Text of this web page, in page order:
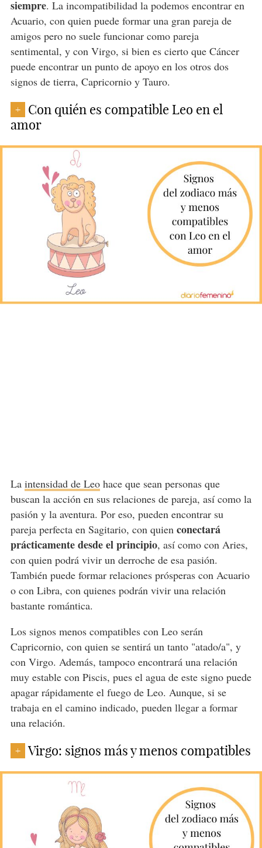
siempre. La incompatibilidad la podemos encontrar en
Acuario, con quien puede formar una gran pareja de
amigos pero no suele funcionar como pareja
sentimental, y con Virgo, si bien es cierto que Cáncer
puede encontrar un punto de apoyo en los otros dos
signos de tierra, Capricornio y Tauro.
+
Con quién es compatible Leo en el
amor
La intensidad de Leohace que sean personas que
buscan la acción en sus relaciones de pareja, así como la
pasión y la aventura. Por eso, pueden encontrar su
pareja perfecta en Sagitario, con quien conectará
prácticamente desde el principio, así como con Aries,
con quien podrá vivir un derroche de esa pasión.
También puede formar relaciones prósperas con Acuario
o con Libra, con quienes podrán vivir una relación
bastante romántica.
Los signos menos compatibles con Leo serán
Capricornio, con quien se sentirá un tanto "atado/a", y
con Virgo. Además, tampoco encontrará una relación
muy estable con Piscis, pues el agua de este signo puede
apagar rápidamente el fuego de Leo. Aunque, si se
trabaja en el camino indicado, pueden llegar a formar
una relación.
+ Virgo: signos más y menos compatibles